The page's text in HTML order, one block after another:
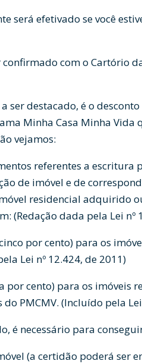
será efetivado se você
confirmado com o Cartório
ser destacado, é o
Minha Casa Minha Vida
vejamos:
referentes a
de imóvel e de
residencial adquirido
(Redação dada pela Lei nº
por cento) para os
Lei nº 12.424, de 2011)
por cento) para os imóveis
PMCMV. (Incluído pela
é necessário para
(a certidão poderá ser